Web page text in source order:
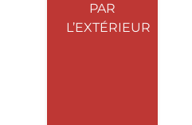
PAR
L’EXTÉRIEUR